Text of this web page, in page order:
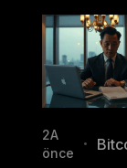
2A
önce
•